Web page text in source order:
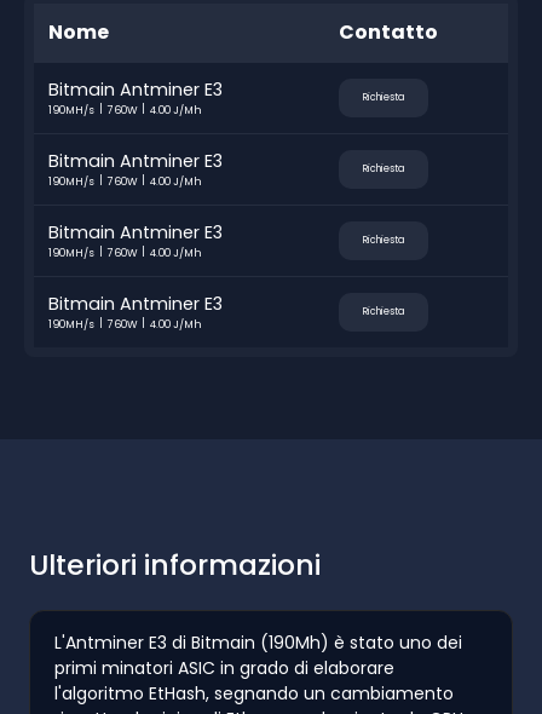
Nome Contatto
Bitmain Antminer E3
190MH/s 760W 4.00 J/Mh
Richiesta
Bitmain Antminer E3
190MH/s 760W 4.00 J/Mh
Richiesta
Bitmain Antminer E3
190MH/s 760W 4.00 J/Mh
Richiesta
Bitmain Antminer E3
190MH/s 760W 4.00 J/Mh
Richiesta
Ulteriori informazioni
L'Antminer E3 di Bitmain (190Mh) è stato uno dei
primi minatori ASIC in grado di elaborare
l'algoritmo EtHash, segnando un cambiamento